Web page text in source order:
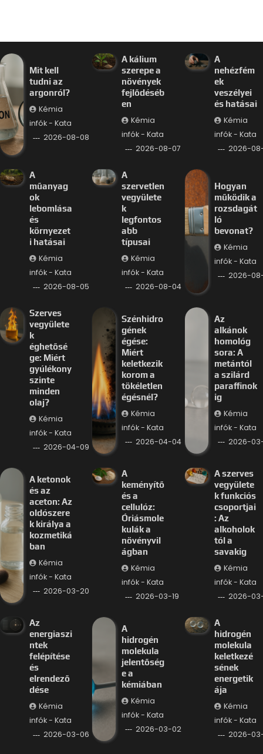
Mit kell
tudni az
argonról?
Kémia
infók - Kata
2026-08-08
A kálium
szerepe a
növények
fejlődéséb
en
Kémia
infók - Kata
2026-08-07
A
nehézfém
ek
veszélyei
és hatásai
Kémia
infók - Kata
2026-
A
műanyag
ok
lebomlása
és
környezet
i hatásai
Kémia
infók - Kata
2026-08-05
A
szervetlen
vegyülete
k
legfontos
abb
típusai
Kémia
infók - Kata
2026-08-04
Hogyan
működik a
rozsdagát
ló
bevonat?
Kémia
infók - Kata
2026-
Szerves
vegyülete
k
éghetősé
ge: Miért
gyúlékony
szinte
minden
olaj?
Kémia
infók - Kata
2026-04-09
Szénhidro
gének
égése:
Miért
keletkezik
korom a
tökéletlen
égésnél?
Kémia
infók - Kata
2026-04-04
Az
alkánok
homológ
sora: A
metántól
a szilárd
paraffinok
ig
Kémia
infók - Kata
2026-
A ketonok
és az
aceton: Az
oldószere
k királya a
kozmetiká
ban
Kémia
infók - Kata
2026-03-20
A
keményítő
és a
cellulóz:
Óriásmole
kulák a
növényvil
ágban
Kémia
infók - Kata
2026-03-19
A szerves
vegyülete
k funkciós
csoportjai
: Az
alkoholok
tól a
savakig
Kémia
infók - Kata
2026-
Az
energiaszi
ntek
felépítése
és
elrendező
dése
Kémia
infók - Kata
2026-03-06
A
hidrogén
molekula
jelentőség
e a
kémiában
Kémia
infók - Kata
2026-03-02
A
hidrogén
molekula
keletkezé
sének
energetik
ája
Kémia
infók - Kata
2026-